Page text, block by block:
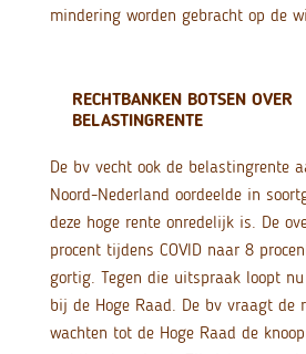
mindering worden gebracht op de
RECHTBANKEN BOTSEN OVER
BELASTINGRENTE
De bv vecht ook de belastingrente
Noord-Nederland oordeelde in
deze hoge rente onredelijk is. De
procent tijdens COVID naar 8
gortig. Tegen die uitspraak loopt
bij de Hoge Raad. De bv vraagt de
wachten tot de Hoge Raad de